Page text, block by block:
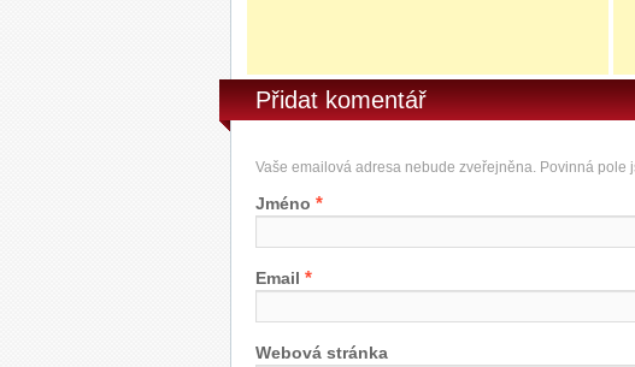
Přidat komentář
Vaše emailová adresa nebude zveřejněna. Povinná pole
Jméno *
Email *
Webová stránka